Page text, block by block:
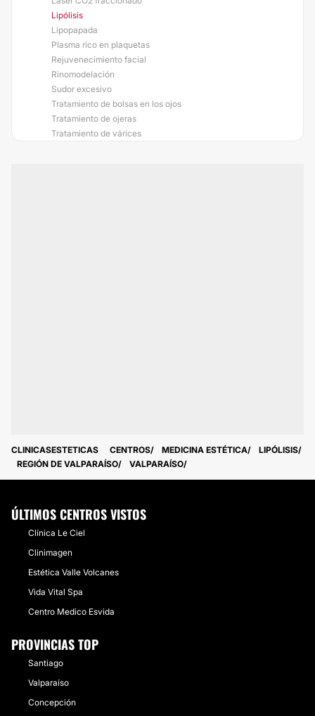
Lipólisis
Lipopapada
Plasma rico en plaquetas
Rejuvenecimiento facial
Rinomodelación
Sudor excesivo
Tratamiento de bolsas en los ojos
Tratamiento de ojeras
Tratamiento de várices
CLINICASESTETICAS CENTROS MEDICINA ESTÉTICA
LIPÓLISIS
REGIÓN DE VALPARAÍSO
VALPARAÍSO
ÚLTIMOS CENTROS VISTOS
Clínica Le Ciel
Clinimagen
Estética Valle Volcanes
Vida Vital Spa
Centro Medico Esvida
PROVINCIAS TOP
Santiago
Valparaíso
Concepción